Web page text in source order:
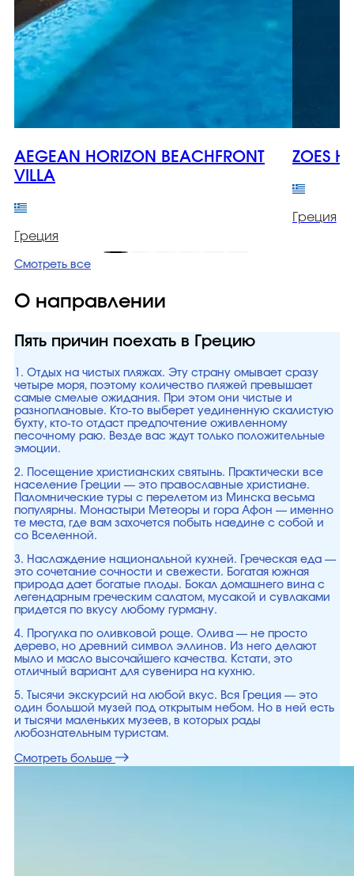
AEGEAN HORIZON BEACHFRONT
VILLA
Греция
ZOES
Греция
Смотреть все
О направлении
Пять причин поехать в Грецию
1. Отдых на чистых пляжах. Эту страну омывает сразу
четыре моря, поэтому количество пляжей превышает
самые смелые ожидания. При этом они чистые и
разноплановые. Кто-то выберет уединенную скалистую
бухту, кто-то отдаст предпочтение оживленному
песочному раю. Везде вас ждут только положительные
эмоции.
2. Посещение христианских святынь. Практически все
население Греции — это православные христиане.
Паломнические туры с перелетом из Минска весьма
популярны. Монастыри Метеоры и гора Афон — именно
те места, где вам захочется побыть наедине с собой и
со Вселенной.
3. Наслаждение национальной кухней. Греческая еда —
это сочетание сочности и свежести. Богатая южная
природа дает богатые плоды. Бокал домашнего вина с
легендарным греческим салатом, мусакой и сувлаками
придется по вкусу любому гурману.
4. Прогулка по оливковой роще. Олива — не просто
дерево, но древний символ эллинов. Из него делают
мыло и масло высочайшего качества. Кстати, это
отличный вариант для сувенира на кухню.
5. Тысячи экскурсий на любой вкус. Вся Греция — это
один большой музей под открытым небом. Но в ней есть
и тысячи маленьких музеев, в которых рады
любознательным туристам.
Смотреть больше